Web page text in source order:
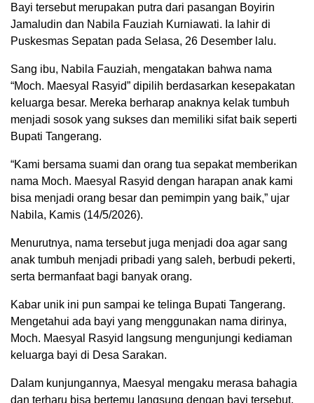
Bayi tersebut merupakan putra dari pasangan Boyirin
Jamaludin dan Nabila Fauziah Kurniawati. Ia lahir di
Puskesmas Sepatan pada Selasa, 26 Desember lalu.
Sang ibu, Nabila Fauziah, mengatakan bahwa nama
“Moch. Maesyal Rasyid” dipilih berdasarkan kesepakatan
keluarga besar. Mereka berharap anaknya kelak tumbuh
menjadi sosok yang sukses dan memiliki sifat baik seperti
Bupati Tangerang.
“Kami bersama suami dan orang tua sepakat memberikan
nama Moch. Maesyal Rasyid dengan harapan anak kami
bisa menjadi orang besar dan pemimpin yang baik,” ujar
Nabila, Kamis (14/5/2026).
Menurutnya, nama tersebut juga menjadi doa agar sang
anak tumbuh menjadi pribadi yang saleh, berbudi pekerti,
serta bermanfaat bagi banyak orang.
Kabar unik ini pun sampai ke telinga Bupati Tangerang.
Mengetahui ada bayi yang menggunakan nama dirinya,
Moch. Maesyal Rasyid langsung mengunjungi kediaman
keluarga bayi di Desa Sarakan.
Dalam kunjungannya, Maesyal mengaku merasa bahagia
dan terharu bisa bertemu langsung dengan bayi tersebut.